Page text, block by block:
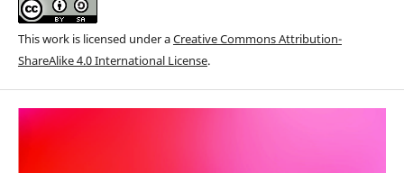
This work is licensed under aCreative Commons Attribution-
ShareAlike 4.0 International License.